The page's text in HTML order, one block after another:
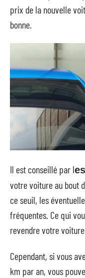
prix de la nouvelle
bonne.
Il est conseillé par l
votre voiture au bout
ce seuil, les
fréquentes. Ce qui
revendre votre
Cependant, si vous
km par an, vous